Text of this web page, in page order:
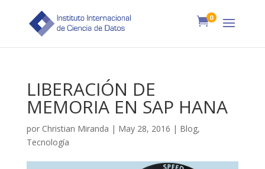
0
LIBERACIÓN DE
MEMORIA EN SAP HANA
por Christian Miranda | May 28, 2016 | Blog,
Tecnología